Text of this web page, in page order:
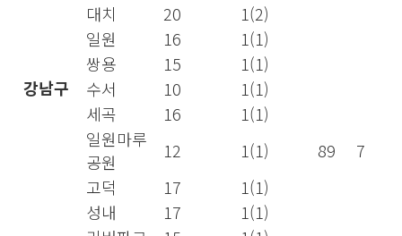
강남구
대치 20
1(2)
일원
16
1(1)
쌍용
15
1(1)
수서
10
1(1)
세곡
16
1(1)
일원마루
공원
12 1(1) 89 7
고덕 17
1(1)
성내
17
1(1)